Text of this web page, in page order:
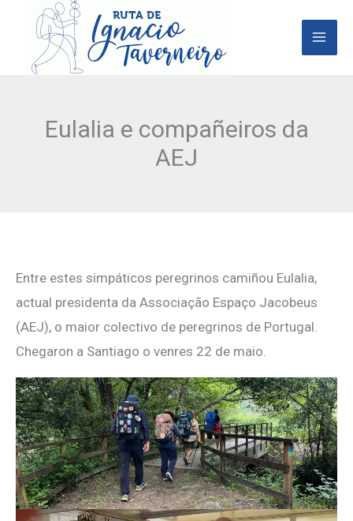
contenido
Eulalia e compañeiros da
AEJ
Entre estes simpáticos peregrinos camiñou Eulalia,
actual presidenta da Associação Espaço Jacobeus
(AEJ), o maior colectivo de peregrinos de Portugal.
Chegaron a Santiago o venres 22 de maio.